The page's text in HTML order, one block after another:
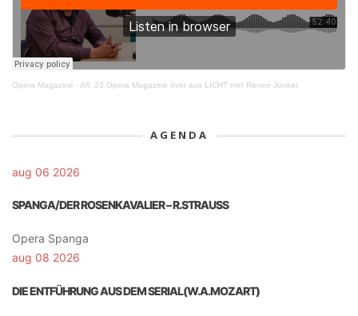
Opera Magazine · Afl. 23 Opera Magazine over aus LICHT met Renee Jonker
AGENDA
aug 06 2026
SPANGA/DER ROSENKAVALIER – R.STRAUSS
Opera Spanga
aug 08 2026
DIE ENTFÜHRUNG AUS DEM SERIAL(W.A.MOZART)